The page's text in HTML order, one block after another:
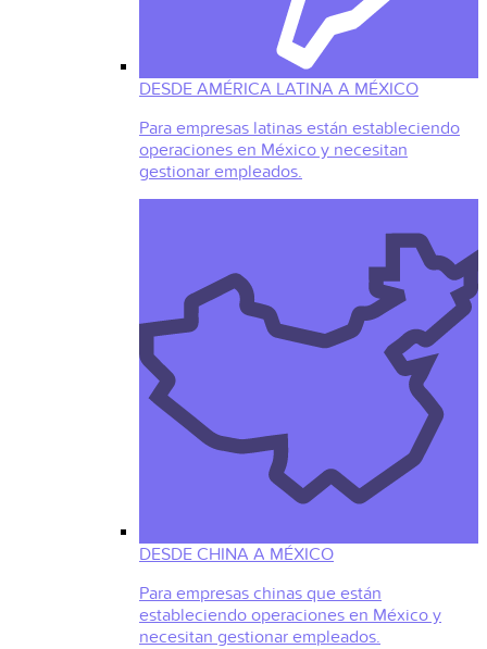
DESDE AMÉRICA LATINA A MÉXICO
Para empresas latinas están estableciendo
operaciones en México y necesitan
gestionar empleados.
DESDE CHINA A MÉXICO
Para empresas chinas que están
estableciendo operaciones en México y
necesitan gestionar empleados.